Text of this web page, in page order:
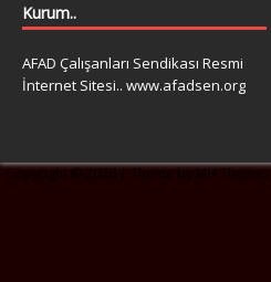
Kurum..
AFAD Çalışanları Sendikası Resmi
İnternet Sitesi.. www.afadsen.org
Copyright © 2026 | Theme byMH Themes